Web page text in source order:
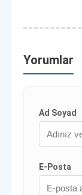
Yorumlar
Ad Soyad
E-Posta